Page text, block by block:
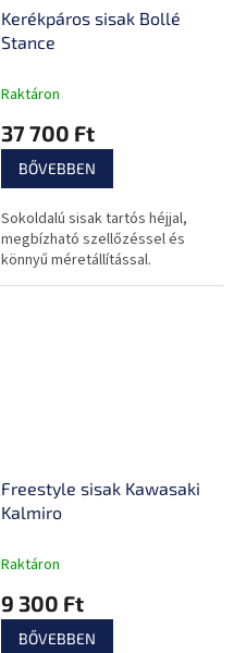
Kerékpáros sisak Bollé
Stance
Raktáron
37 700 Ft
BŐVEBBEN
Sokoldalú sisak tartós héjjal,
megbízható szellőzéssel és
könnyű méretállítással.
Freestyle sisak Kawasaki
Kalmiro
Raktáron
9 300 Ft
BŐVEBBEN